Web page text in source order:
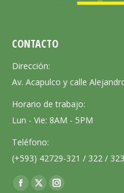
CONTACTO
Dirección:
Av. Acapulco y calle
Horario de trabajo:
Lun - Vie: 8AM - 5PM
Teléfono:
(+593) 42729-321 / 322 / 323
Encuéntranos en:
Facebook
X
Instagram